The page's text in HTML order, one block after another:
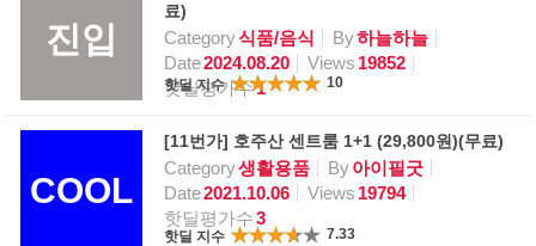
진입
료)
Category식품/음식 By하늘하늘
Date2024.08.20 Views 19852
핫딜평가수1
핫딜 지수 10
COOL
[11번가] 호주산 센트룸 1+1 (29,800원)(무료)
Category생활용품 By아이필굿
Date2021.10.06 Views 19794
핫딜평가수3
핫딜 지수 7.33